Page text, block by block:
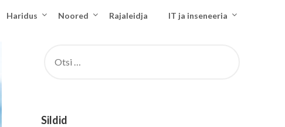
Haridus Noored Rajaleidja IT ja inseneeria
Sildid